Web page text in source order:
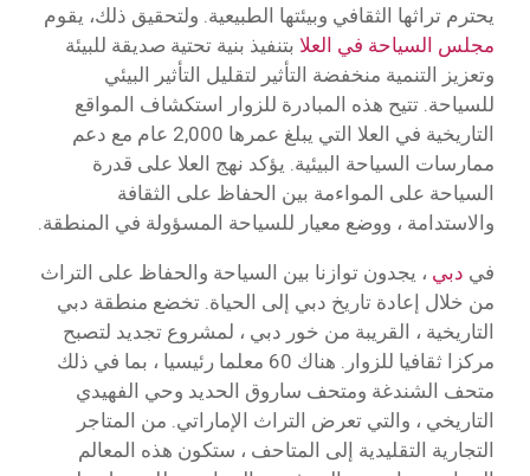
يحترم تراثها الثقافي وبيئتها الطبيعية. ولتحقيق ذلك، يقوم
مجلس السياحة في العلا بتنفيذ بنية تحتية صديقة للبيئة
وتعزيز التنمية منخفضة التأثير لتقليل التأثير البيئي
للسياحة. تتيح هذه المبادرة للزوار استكشاف المواقع
التاريخية في العلا التي يبلغ عمرها 2,000 عام مع دعم
ممارسات السياحة البيئية. يؤكد نهج العلا على قدرة
السياحة على المواءمة بين الحفاظ على الثقافة
والاستدامة ، ووضع معيار للسياحة المسؤولة في المنطقة.
في دبي ، يجدون توازنا بين السياحة والحفاظ على التراث
من خلال إعادة تاريخ دبي إلى الحياة. تخضع منطقة دبي
التاريخية ، القريبة من خور دبي ، لمشروع تجديد لتصبح
مركزا ثقافيا للزوار. هناك 60 معلما رئيسيا ، بما في ذلك
متحف الشندغة ومتحف ساروق الحديد وحي الفهيدي
التاريخي ، والتي تعرض التراث الإماراتي. من المتاجر
التجارية التقليدية إلى المتاحف ، ستكون هذه المعالم